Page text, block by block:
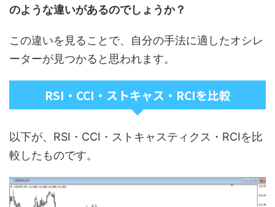
のような違いがあるのでしょうか？
この違いを見ることで、自分の手法に適したオシレ
ーターが見つかると思われます。
RSI・CCI・ストキャス・RCIを比較
以下が、RSI・CCI・ストキャスティクス・RCIを比
較したものです。